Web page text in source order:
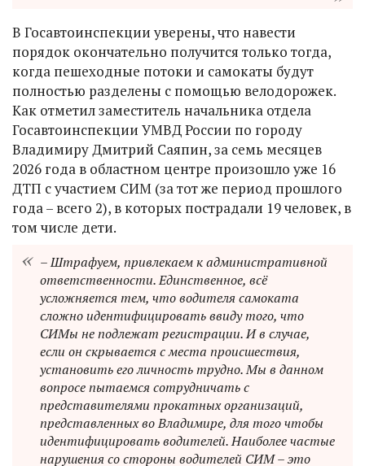
В Госавтоинспекции уверены, что навести
порядок окончательно получится только тогда,
когда пешеходные потоки и самокаты будут
полностью разделены с помощью велодорожек.
Как отметил заместитель начальника отдела
Госавтоинспекции УМВД России по городу
Владимиру Дмитрий Саяпин, за семь месяцев
2026 года в областном центре произошло уже 16
ДТП с участием СИМ (за тот же период прошлого
года – всего 2), в которых пострадали 19 человек, в
том числе дети.
– Штрафуем, привлекаем к административной
ответственности. Единственное, всё
усложняется тем, что водителя самоката
сложно идентифицировать ввиду того, что
СИМы не подлежат регистрации. И в случае,
если он скрывается с места происшествия,
установить его личность трудно. Мы в данном
вопросе пытаемся сотрудничать с
представителями прокатных организаций,
представленных во Владимире, для того чтобы
идентифицировать водителей. Наиболее частые
нарушения со стороны водителей СИМ – это